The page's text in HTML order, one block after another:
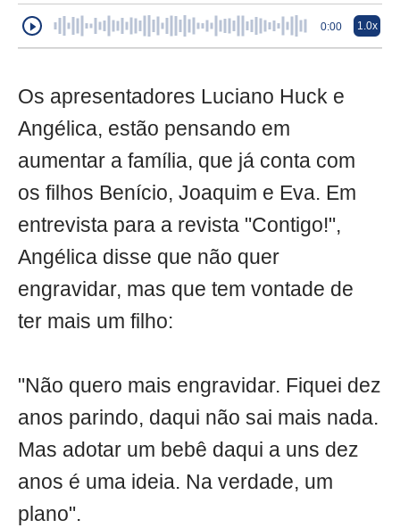
0:00 1.0x
Os apresentadores Luciano Huck e
Angélica, estão pensando em
aumentar a família, que já conta com
os filhos Benício, Joaquim e Eva. Em
entrevista para a revista "Contigo!",
Angélica disse que não quer
engravidar, mas que tem vontade de
ter mais um filho:
"Não quero mais engravidar. Fiquei dez
anos parindo, daqui não sai mais nada.
Mas adotar um bebê daqui a uns dez
anos é uma ideia. Na verdade, um
plano".